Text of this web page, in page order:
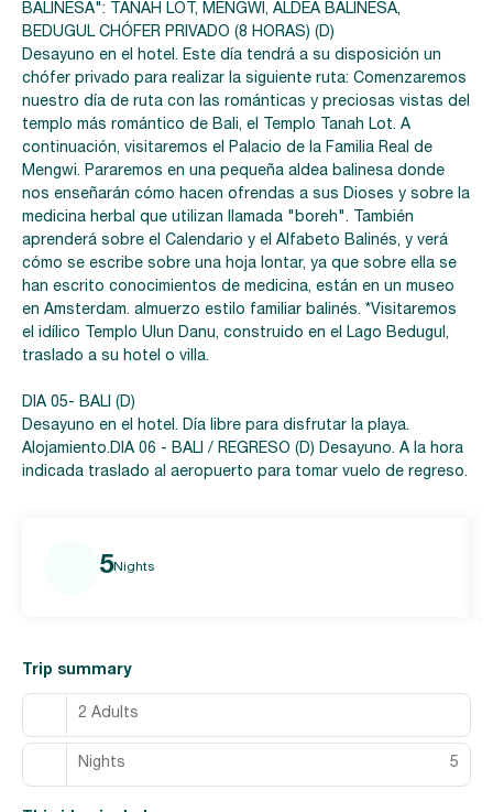
BALINESA": TANAH LOT, MENGWI, ALDEA BALINESA,
BEDUGUL CHÓFER PRIVADO (8 HORAS) (D)
Desayuno en el hotel. Este día tendrá a su disposición un
chófer privado para realizar la siguiente ruta: Comenzaremos
nuestro día de ruta con las románticas y preciosas vistas del
templo más romántico de Bali, el Templo Tanah Lot. A
continuación, visitaremos el Palacio de la Familia Real de
Mengwi. Pararemos en una pequeña aldea balinesa donde
nos enseñarán cómo hacen ofrendas a sus Dioses y sobre la
medicina herbal que utilizan llamada "boreh". También
aprenderá sobre el Calendario y el Alfabeto Balinés, y verá
cómo se escribe sobre una hoja lontar, ya que sobre ella se
han escrito conocimientos de medicina, están en un museo
en Amsterdam. almuerzo estilo familiar balinés. *Visitaremos
el idílico Templo Ulun Danu, construido en el Lago Bedugul,
traslado a su hotel o villa.
DIA 05- BALI (D)
Desayuno en el hotel. Día libre para disfrutar la playa.
Alojamiento.DIA 06 - BALI / REGRESO (D) Desayuno. A la hora
indicada traslado al aeropuerto para tomar vuelo de regreso.
5Nights
Trip summary
2 Adults
Nights 5